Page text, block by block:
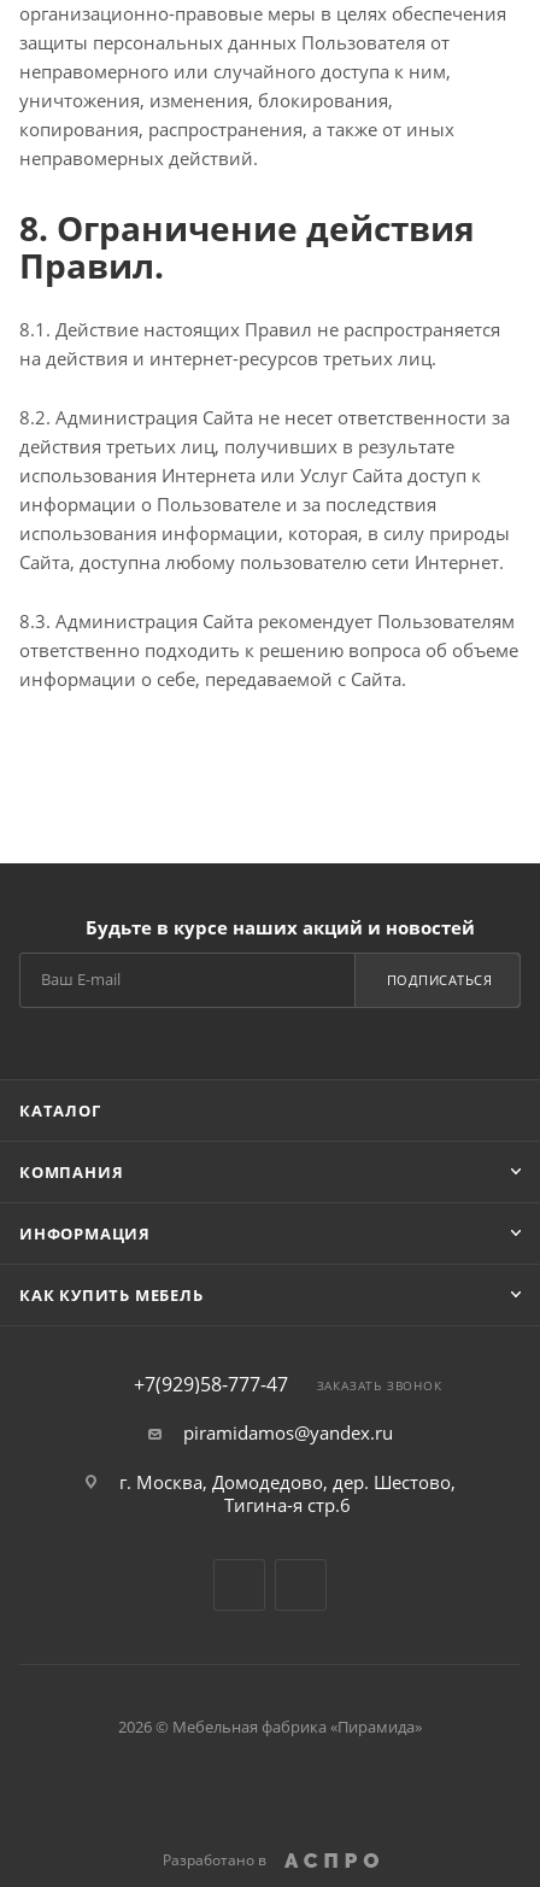
организационно-правовые меры в целях обеспечения
защиты персональных данных Пользователя от
неправомерного или случайного доступа к ним,
уничтожения, изменения, блокирования,
копирования, распространения, а также от иных
неправомерных действий.
8. Ограничение действия
Правил.
8.1. Действие настоящих Правил не распространяется
на действия и интернет-ресурсов третьих лиц.
8.2. Администрация Сайта не несет ответственности за
действия третьих лиц, получивших в результате
использования Интернета или Услуг Сайта доступ к
информации о Пользователе и за последствия
использования информации, которая, в силу природы
Сайта, доступна любому пользователю сети Интернет.
8.3. Администрация Сайта рекомендует Пользователям
ответственно подходить к решению вопроса об объеме
информации о себе, передаваемой с Сайта.
Будьте в курсе наших акций и новостей
ПОДПИСАТЬСЯ
КАТАЛОГ
КОМПАНИЯ
ИНФОРМАЦИЯ
КАК КУПИТЬ МЕБЕЛЬ
+7(929)58-777-47 ЗАКАЗАТЬ ЗВОНОК
piramidamos@yandex.ru
г. Москва, Домодедово, дер. Шестово,
Тигина-я стр.6
2026 © Мебельная фабрика «Пирамида»
Разработано в